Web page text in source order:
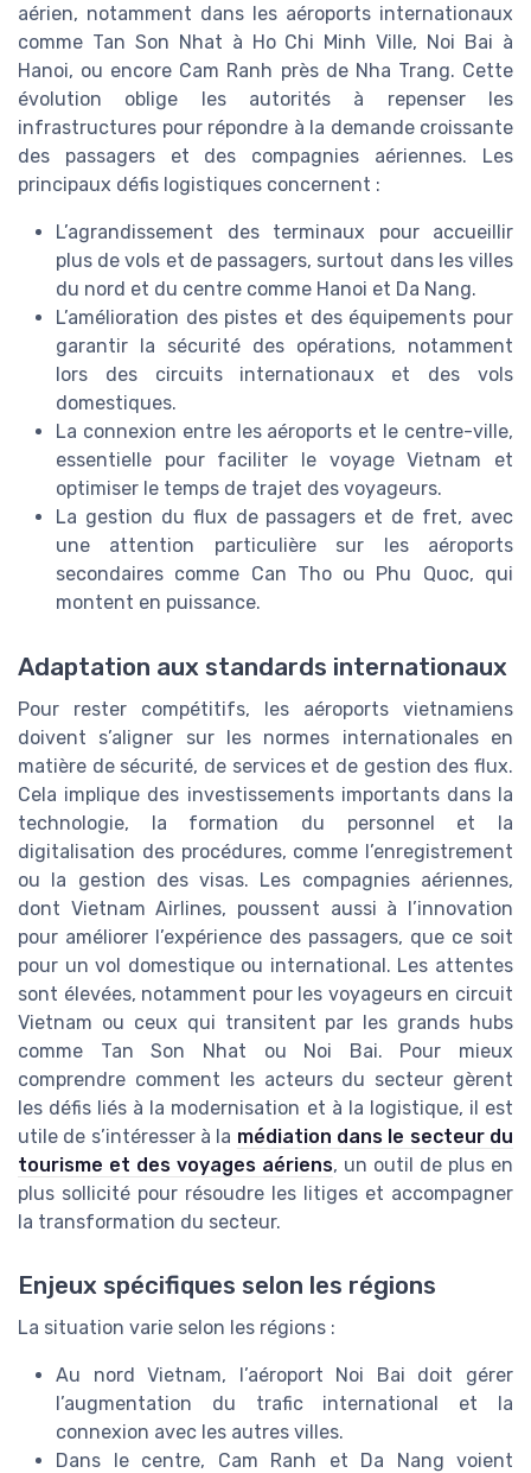
aérien, notamment dans les aéroports internationaux
comme Tan Son Nhat à Ho Chi Minh Ville, Noi Bai à
Hanoi, ou encore Cam Ranh près de Nha Trang. Cette
évolution oblige les autorités à repenser les
infrastructures pour répondre à la demande croissante
des passagers et des compagnies aériennes. Les
principaux défis logistiques concernent :
L’agrandissement des terminaux pour accueillir
plus de vols et de passagers, surtout dans les villes
du nord et du centre comme Hanoi et Da Nang.
L’amélioration des pistes et des équipements pour
garantir la sécurité des opérations, notamment
lors des circuits internationaux et des vols
domestiques.
La connexion entre les aéroports et le centre-ville,
essentielle pour faciliter le voyage Vietnam et
optimiser le temps de trajet des voyageurs.
La gestion du flux de passagers et de fret, avec
une attention particulière sur les aéroports
secondaires comme Can Tho ou Phu Quoc, qui
montent en puissance.
Adaptation aux standards internationaux
Pour rester compétitifs, les aéroports vietnamiens
doivent s’aligner sur les normes internationales en
matière de sécurité, de services et de gestion des flux.
Cela implique des investissements importants dans la
technologie, la formation du personnel et la
digitalisation des procédures, comme l’enregistrement
ou la gestion des visas. Les compagnies aériennes,
dont Vietnam Airlines, poussent aussi à l’innovation
pour améliorer l’expérience des passagers, que ce soit
pour un vol domestique ou international. Les attentes
sont élevées, notamment pour les voyageurs en circuit
Vietnam ou ceux qui transitent par les grands hubs
comme Tan Son Nhat ou Noi Bai. Pour mieux
comprendre comment les acteurs du secteur gèrent
les défis liés à la modernisation et à la logistique, il est
utile de s’intéresser à la médiation dans le secteur du
tourisme et des voyages aériens, un outil de plus en
plus sollicité pour résoudre les litiges et accompagner
la transformation du secteur.
Enjeux spécifiques selon les régions
La situation varie selon les régions :
Au nord Vietnam, l’aéroport Noi Bai doit gérer
l’augmentation du trafic international et la
connexion avec les autres villes.
Dans le centre, Cam Ranh et Da Nang voient